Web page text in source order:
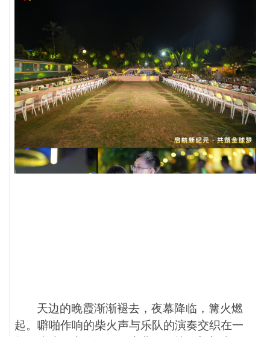
天边的晚霞渐渐褪去，夜幕降临，篝火燃
起。噼啪作响的柴火声与乐队的演奏交织在一